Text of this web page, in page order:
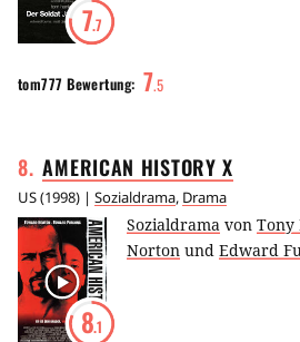
7.7
tom777 Bewertung: 7.5
8. AMERICAN HISTORYX
US(1998) | Sozialdrama, Drama
8.1
Sozialdrama von Tony
Norton und Edward